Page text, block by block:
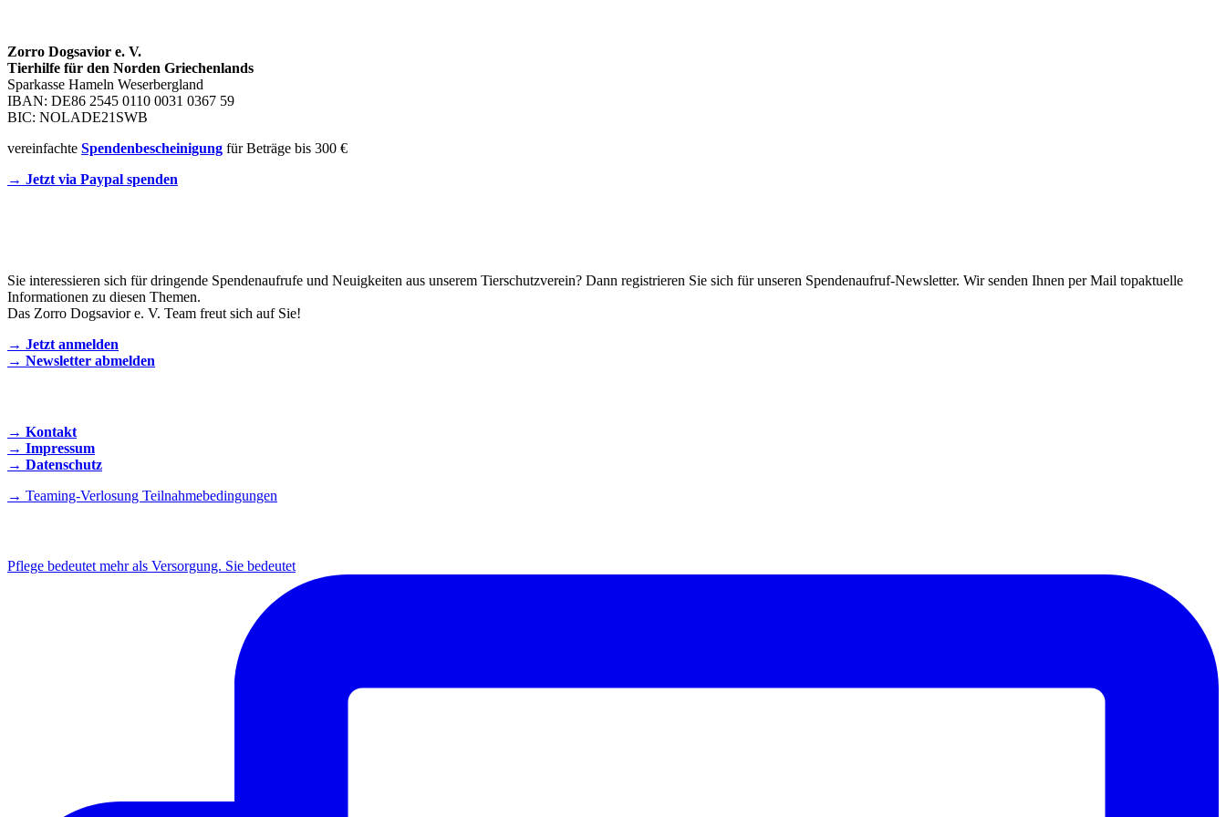
Zorro Dogsavior e. V.
Tierhilfe für den Norden Griechenlands
Sparkasse Hameln Weserbergland
IBAN: DE86 2545 0110 0031 0367 59
BIC: NOLADE21SWB
vereinfachte Spendenbescheinigung für Beträge bis 300 €
→ Jetzt via Paypal spenden
Sie interessieren sich für dringende Spendenaufrufe und Neuigkeiten aus unserem Tierschutzverein? Dann registrieren Sie sich für unseren Spendenaufruf-Newsletter. Wir senden Ihnen per Mail topaktuelle
Informationen zu diesen Themen.
Das Zorro Dogsavior e. V. Team freut sich auf Sie!
→ Jetzt anmelden
→ Newsletter abmelden
→ Kontakt
→ Impressum
→ Datenschutz
→ Teaming-Verlosung Teilnahmebedingungen
Pflege bedeutet mehr als Versorgung. Sie bedeutet